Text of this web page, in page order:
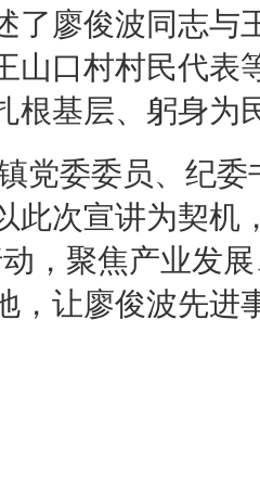
了廖俊波同志与
山口村村民代表
根基层、躬身为
党委委员、纪
此次宣讲为契机
，聚焦产业发
，让廖俊波先进